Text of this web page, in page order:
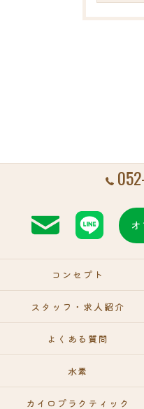
コンセプト
スタッフ・求人紹介
よくある質問
水素
カイロプラクティック